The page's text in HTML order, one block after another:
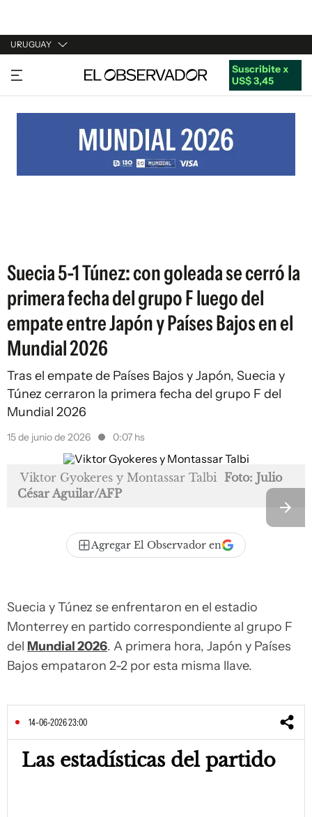
URUGUAY
URUGUAY
ARGENTINA
ESTADOS UNIDOS
Suscribite x
US$ 3,45
Suecia 5-1 Túnez: con goleada se cerró la
primera fecha del grupo F luego del
empate entre Japón y Países Bajos en el
Mundial 2026
Tras el empate de Países Bajos y Japón, Suecia y
Túnez cerraron la primera fecha del grupo F del
Mundial 2026
15 de junio de 2026 0:07 hs
Viktor Gyokeres y Montassar Talbi Foto: Julio
César Aguilar/AFP
Agregar El Observador en
Suecia y Túnez se enfrentaron en el estadio
Monterrey en partido correspondiente al grupo F
del Mundial 2026. A primera hora, Japón y Países
Bajos empataron 2-2 por esta misma llave.
14-06-2026 23:00
Las estadísticas del partido